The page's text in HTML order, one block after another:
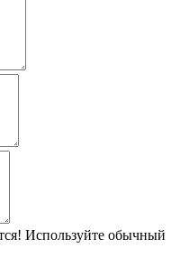
Используйте обычный